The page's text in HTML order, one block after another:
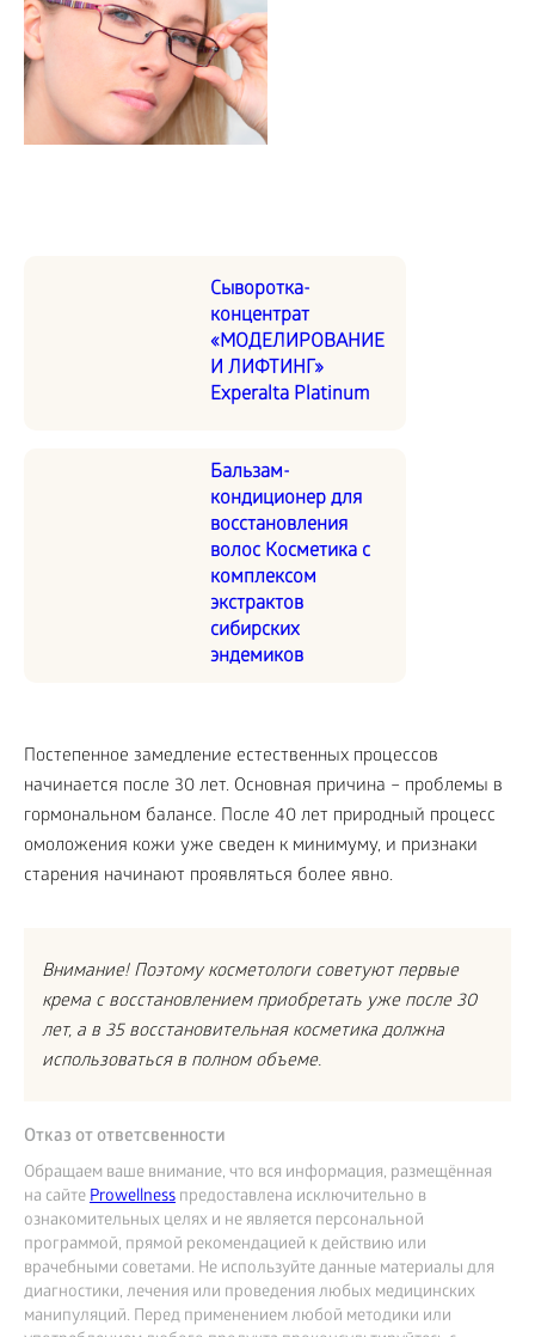
Сыворотка-
концентрат
«МОДЕЛИРОВАНИЕ
И ЛИФТИНГ»
Experalta Platinum
Бальзам-
кондиционер для
восстановления
волос Косметика с
комплексом
экстрактов
сибирских
эндемиков
Постепенное замедление естественных процессов
начинается после 30 лет. Основная причина – проблемы в
гормональном балансе. После 40 лет природный процесс
омоложения кожи уже сведен к минимуму, и признаки
старения начинают проявляться более явно.
Внимание! Поэтому косметологи советуют первые
крема с восстановлением приобретать уже после 30
лет, а в 35 восстановительная косметика должна
использоваться в полном объеме.
Отказ от ответсвенности
Обращаем ваше внимание, что вся информация, размещённая
на сайтеProwellness предоставлена исключительно в
ознакомительных целях и не является персональной
программой, прямой рекомендацией к действию или
врачебными советами. Не используйте данные материалы для
диагностики, лечения или проведения любых медицинских
манипуляций. Перед применением любой методики или